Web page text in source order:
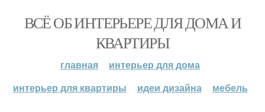
ВСЁ ОБ ИНТЕРЬЕРЕ ДЛЯ ДОМА И
КВАРТИРЫ
главная
интерьер для дома
интерьер для квартиры
идеи дизайна мебель